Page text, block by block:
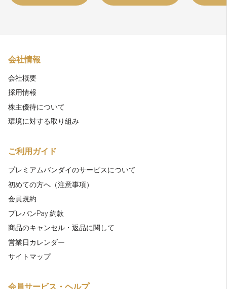
会社情報
会社概要
採用情報
株主優待について
環境に対する取り組み
ご利用ガイド
プレミアムバンダイのサービスについて
初めての方へ（注意事項）
会員規約
プレバンPay 約款
商品のキャンセル・返品に関して
営業日カレンダー
サイトマップ
会員サービス・ヘルプ